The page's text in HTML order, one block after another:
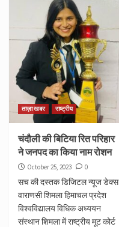
ताज़ा खबर राष्ट्रीय
चंदौली की बिटिया रित परिहार
ने जनपद का किया नाम रोशन
October 25, 2023 0
सच की दस्तक डिजिटल न्यूज डेक्स
वाराणसी शिमला हिमाचल प्रदेश
विश्वविद्यालय विधिक अध्ययन
संस्थान शिमला में राष्ट्रीय मूट कोर्ट